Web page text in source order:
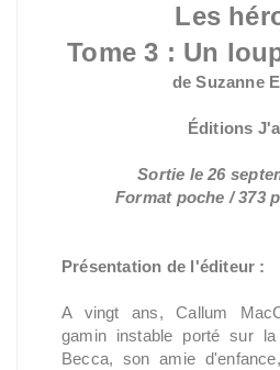
Les
Tome 3 : Un
de Suzanne
Éditions
Sortie le 26
Format poche / 373
Présentation de l'éditeur :
A vingt ans, Callum
gamin instable porté sur
Becca, son amie